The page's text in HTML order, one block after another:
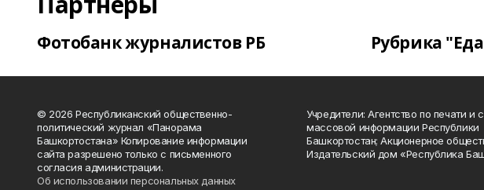
Фотобанк журналистов РБ Рубрика
© 2026 Республиканский общественно-
политический журнал «Панорама
Башкортостана» Копирование информации
сайта разрешено только с письменного
согласия администрации.
Об использовании персональных данных
Учредители: Агентство по печати и
массовой информации Республики
Башкортостан; Акционерное
Издательский дом «Республика